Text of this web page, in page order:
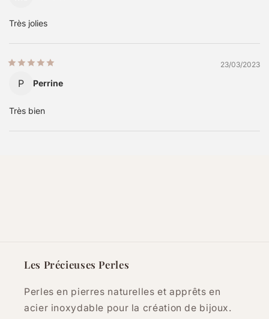
Très jolies
23/03/2023
P Perrine
Très bien
Les Précieuses Perles
Perles en pierres naturelles et apprêts en
acier inoxydable pour la création de bijoux.